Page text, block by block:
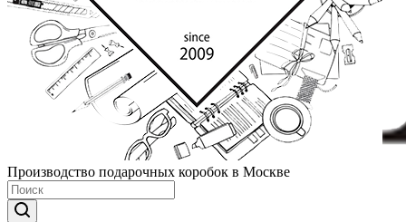
Производство подарочных коробок в Москве